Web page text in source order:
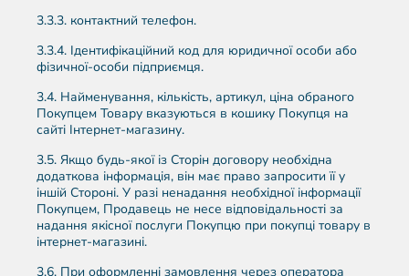
3.3.3. контактний телефон.
3.3.4. Ідентифікаційний код для юридичної особи або
фізичної-особи підприємця.
3.4. Найменування, кількість, артикул, ціна обраного
Покупцем Товару вказуються в кошику Покупця на
сайті Інтернет-магазину.
3.5. Якщо будь-якої із Сторін договору необхідна
додаткова інформація, він має право запросити її у
іншій Стороні. У разі ненадання необхідної інформації
Покупцем, Продавець не несе відповідальності за
надання якісної послуги Покупцю при покупці товару в
інтернет-магазині.
3.6. При оформленні замовлення через оператора